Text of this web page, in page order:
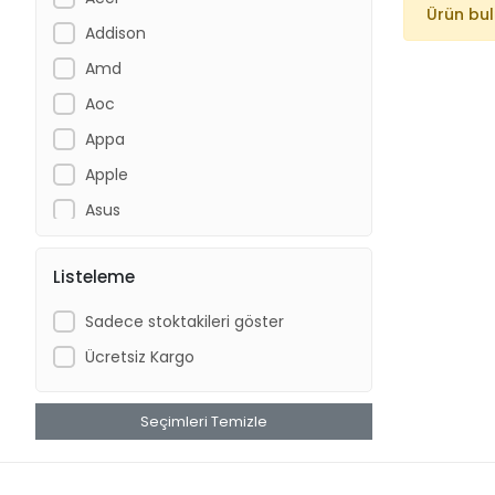
Addison
Amd
Aoc
Appa
Apple
Asus
Azemax
Canon
Casper
Concord
Listeleme
Sadece stoktakileri göster
Ücretsiz Kargo
Seçimleri Temizle
Ürün